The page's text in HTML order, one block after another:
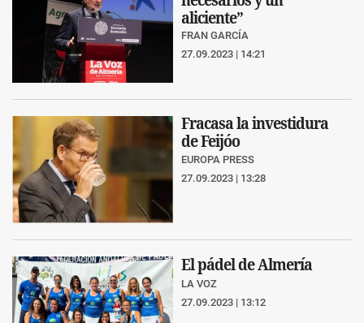
aliciente”
FRAN GARCÍA
27.09.2023 | 14:21
Fracasa la investidura
de Feijóo
EUROPA PRESS
27.09.2023 | 13:28
El pádel de Almería
LA VOZ
27.09.2023 | 13:12